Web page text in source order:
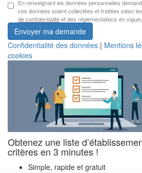
En renseignant les données personnelles
ces données soient collectées et traitées selon
de confidentialitéet des réglementations en
Envoyer ma demande
Confidentialité des données | Mentions
cookies
Obtenez une liste
critères en 3 minutes !
Simple, rapide et gratuit